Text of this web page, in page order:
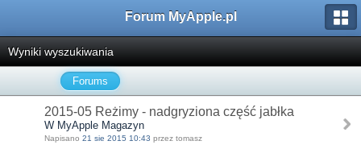
Forum MyApple.pl
Wyniki wyszukiwania
Forums
2015-05 Reżimy - nadgryziona część jabłka
W MyApple Magazyn
Napisano 21 sie 2015 10:43 przez tomasz